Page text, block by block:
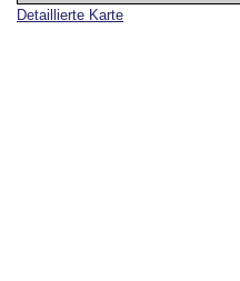
Detaillierte Karte